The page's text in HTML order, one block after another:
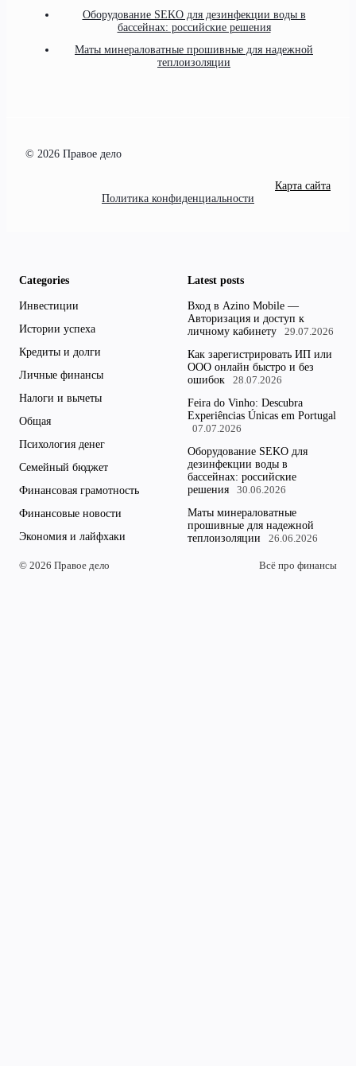
Оборудование SEKO для дезинфекции воды в
бассейнах: российские решения
Маты минераловатные прошивные для надежной
теплоизоляции
© 2026 Правое дело
Карта сайта
Политика конфиденциальности
Categories
Инвестиции
Истории успеха
Кредиты и долги
Личные финансы
Налоги и вычеты
Общая
Психология денег
Семейный бюджет
Финансовая грамотность
Финансовые новости
Экономия и лайфхаки
Latest posts
Вход в Azino Mobile —
Авторизация и доступ к
личному кабинету
29.07.2026
Как зарегистрировать ИП или
ООО онлайн быстро и без
ошибок
28.07.2026
Feira do Vinho: Descubra
Experiências Únicas em Portugal
07.07.2026
Оборудование SEKO для
дезинфекции воды в
бассейнах: российские
решения
30.06.2026
Маты минераловатные
прошивные для надежной
теплоизоляции
26.06.2026
© 2026 Правое дело Всё про финансы